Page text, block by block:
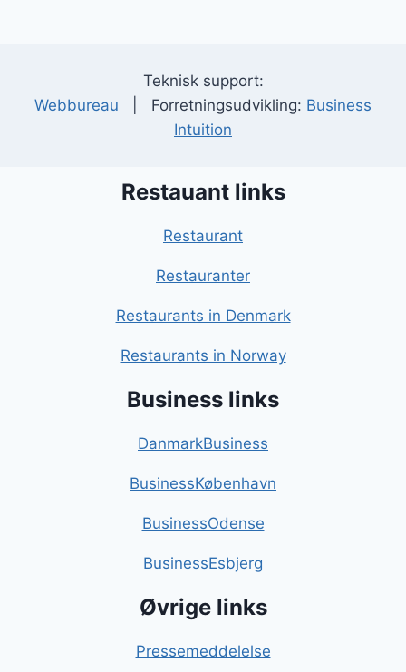
Teknisk support:
Webbureau | Forretningsudvikling: Business
Intuition
Restauant links
Restaurant
Restauranter
Restaurants in Denmark
Restaurants in Norway
Business links
DanmarkBusiness
BusinessKøbenhavn
BusinessOdense
BusinessEsbjerg
Øvrige links
Pressemeddelelse